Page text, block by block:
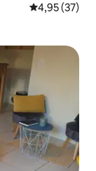
4,95 (37)